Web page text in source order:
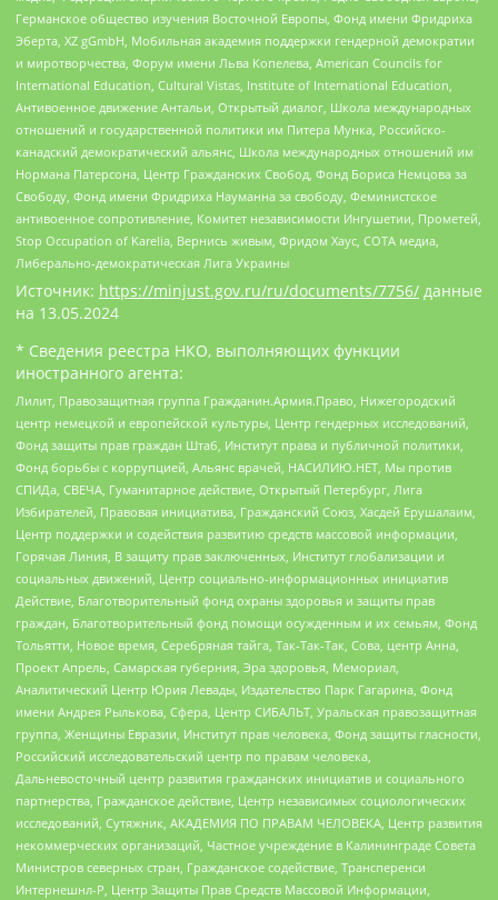
Германское общество изучения Восточной Европы, Фонд имени Фридриха
Эберта, XZ gGmbH, Мобильная академия поддержки гендерной демократии
и миротворчества, Форум имени Льва Копелева, American Councils for
International Education, Cultural Vistas, Institute of International Education,
Антивоенное движение Антальи, Открытый диалог, Школа международных
отношений и государственной политики им Питера Мунка, Российско-
канадский демократический альянс, Школа международных отношений им
Нормана Патерсона, Центр Гражданских Свобод, Фонд Бориса Немцова за
Свободу, Фонд имени Фридриха Науманна за свободу, Феминистское
антивоенное сопротивление, Комитет независимости Ингушетии, Прометей,
Stop Occupation of Karelia, Вернись живым, Фридом Хаус, СОТА медиа,
Либерально-демократическая Лига Украины
Источник: https://minjust.gov.ru/ru/documents/7756/ данные
на 13.05.2024
* Сведения реестра НКО, выполняющих функции
иностранного агента:
Лилит, Правозащитная группа Гражданин.Армия.Право, Нижегородский
центр немецкой и европейской культуры, Центр гендерных исследований,
Фонд защиты прав граждан Штаб, Институт права и публичной политики,
Фонд борьбы с коррупцией, Альянс врачей, НАСИЛИЮ.НЕТ, Мы против
СПИДа, СВЕЧА, Гуманитарное действие, Открытый Петербург, Лига
Избирателей, Правовая инициатива, Гражданский Союз, Хасдей Ерушалаим,
Центр поддержки и содействия развитию средств массовой информации,
Горячая Линия, В защиту прав заключенных, Институт глобализации и
социальных движений, Центр социально-информационных инициатив
Действие, Благотворительный фонд охраны здоровья и защиты прав
граждан, Благотворительный фонд помощи осужденным и их семьям, Фонд
Тольятти, Новое время, Серебряная тайга, Так-Так-Так, Сова, центр Анна,
Проект Апрель, Самарская губерния, Эра здоровья, Мемориал,
Аналитический Центр Юрия Левады, Издательство Парк Гагарина, Фонд
имени Андрея Рылькова, Сфера, Центр СИБАЛЬТ, Уральская правозащитная
группа, Женщины Евразии, Институт прав человека, Фонд защиты гласности,
Российский исследовательский центр по правам человека,
Дальневосточный центр развития гражданских инициатив и социального
партнерства, Гражданское действие, Центр независимых социологических
исследований, Сутяжник, АКАДЕМИЯ ПО ПРАВАМ ЧЕЛОВЕКА, Центр развития
некоммерческих организаций, Частное учреждение в Калининграде Совета
Министров северных стран, Гражданское содействие, Трансперенси
Интернешнл-Р, Центр Защиты Прав Средств Массовой Информации,